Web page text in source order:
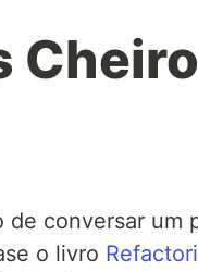
conversar um
o livro